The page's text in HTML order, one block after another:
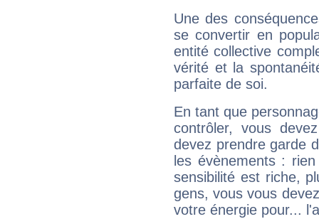
Une des
se convertir en
entité collective
vérité et la
parfaite de soi.
En tant que
contrôler, vous
devez prendre garde
les évènements :
sensibilité est riche,
gens, vous vous
votre énergie pour...